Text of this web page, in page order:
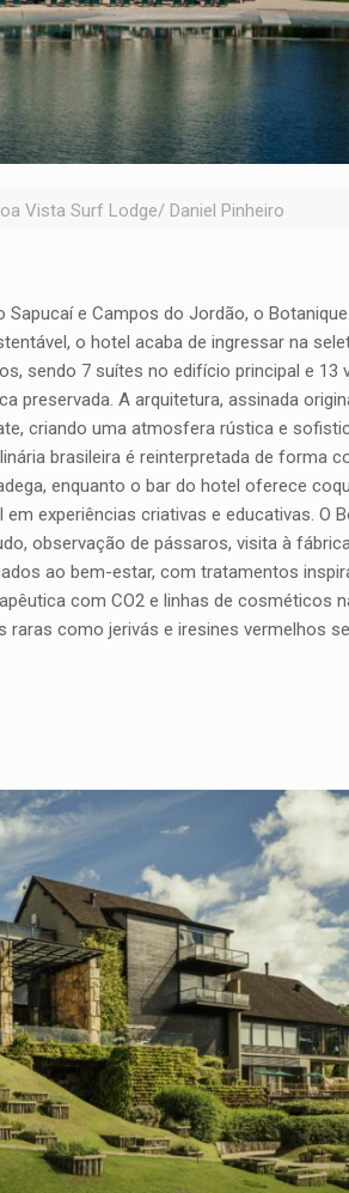
Vista Surf Lodge/ Daniel Pinheiro
e Campos do Jordão, o
o hotel acaba de ingressar na
sendo 7 suítes no edifício principal e 13
A arquitetura, assinada
criando uma atmosfera rústica e
brasileira é reinterpretada de
enquanto o bar do hotel oferece
experiências criativas e educativas. O
observação de pássaros, visita à
ao bem-estar, com tratamentos
com CO2 e linhas de cosméticos
como jerivás e iresines vermelhos